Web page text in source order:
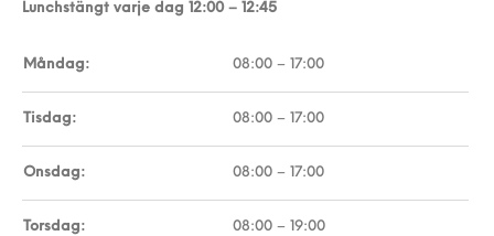
Lunchstängt varje dag 12:00 – 12:45
Måndag: 08:00 – 17:00
Tisdag: 08:00 – 17:00
Onsdag: 08:00 – 17:00
Torsdag: 08:00 – 19:00